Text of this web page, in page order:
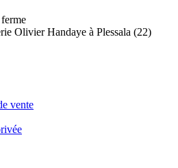
Olivier Handaye à Plessala (22)
vente